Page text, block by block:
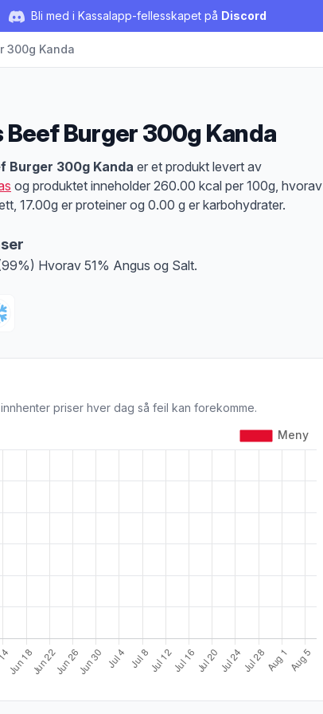
Bli med i Kassalapp-fellesskapet på Discord
300g Kanda
Beef Burger 300g Kanda
Burger 300g Kanda er et produkt levert av
og produktet inneholder 260.00 kcal per 100g, hvorav
17.00g er proteiner og 0.00 g er karbohydrater.
Hvorav 51% Angus og Salt.
priser hver dag så feil kan forekomme.